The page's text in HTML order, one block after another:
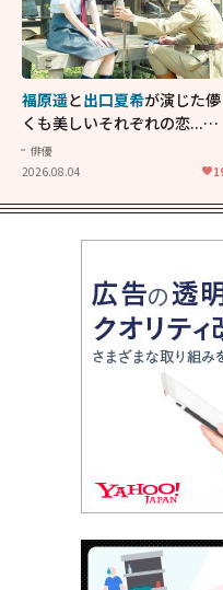
福原遥と出口夏希が演じた儚
くも美しいそれぞれの恋...生
きることの尊さを教えてくれ
た映画「あの花が咲く丘で、
俳優
2026.08.04